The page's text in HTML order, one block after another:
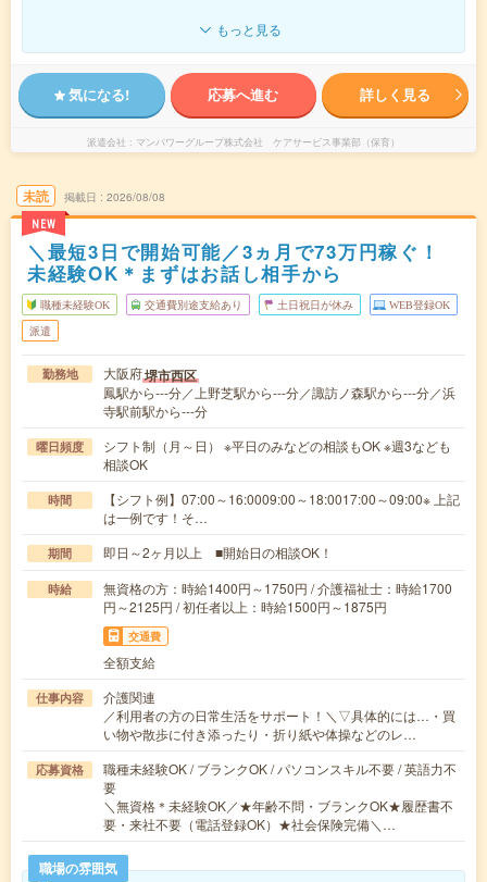
もっと見る
気になる! 応募へ進む 詳しく見る
派遣会社 マンパワーグループ株式会社 ケアサービス事業部（保育）
未読
NEW
掲載日 2026/08/08
＼最短3日で開始可能／3ヵ月で73万円稼ぐ！
未経験OK＊まずはお話し相手から
職種未経験OK 交通費別途支給あり 土日祝日が休み WEB登録OK
派遣
勤務地 大阪府堺市西区
鳳駅から---分／上野芝駅から---分／諏訪ノ森駅から---分／浜
寺駅前駅から---分
曜日頻度
シフト制（月～日） ※平日のみなどの相談もOK ※週3なども
相談OK
時間
【シフト例】07:00～16:0009:00～18:0017:00～09:00※ 上記
は一例です！そ…
期間 即日～2ヶ月以上 ■開始日の相談OK！
時給
無資格の方：時給1400円～1750円 / 介護福祉士：時給1700
円～2125円 / 初任者以上：時給1500円～1875円
交通費
全額支給
仕事内容
介護関連
／利用者の方の日常生活をサポート！＼▽具体的には…・買
い物や散歩に付き添ったり・折り紙や体操などのレ…
応募資格
職種未経験OK / ブランクOK / パソコンスキル不要 / 英語力不
要
＼無資格＊未経験OK／★年齢不問・ブランクOK★履歴書不
要・来社不要（電話登録OK）★社会保険完備＼…
職場の雰囲気